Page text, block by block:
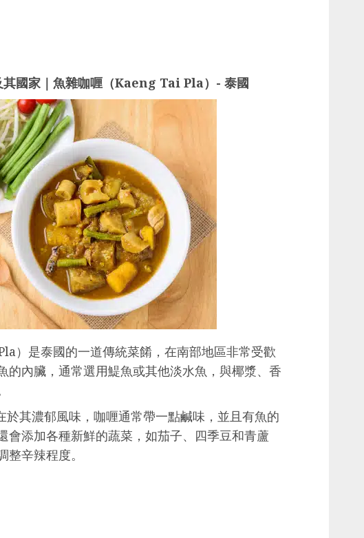
其國家｜魚雜咖喱（Kaeng Tai Pla）- 泰國
）是泰國的一道傳統菜餚，在南部地區非常受歡
的內臟，通常選用鯷魚或其他淡水魚，與椰漿、香
其濃郁風味，咖喱通常帶一點鹹味，並且有魚的
會添加各種新鮮的蔬菜，如茄子、四季豆和青蘆
辛辣程度。